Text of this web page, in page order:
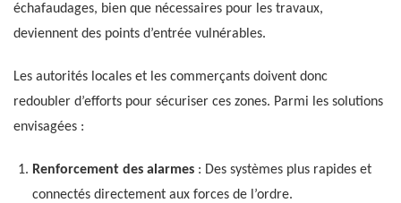
échafaudages, bien que nécessaires pour les travaux,
deviennent des points d’entrée vulnérables.
Les autorités locales et les commerçants doivent donc
redoubler d’efforts pour sécuriser ces zones. Parmi les solutions
envisagées :
Renforcement des alarmes: Des systèmes plus rapides et
connectés directement aux forces de l’ordre.